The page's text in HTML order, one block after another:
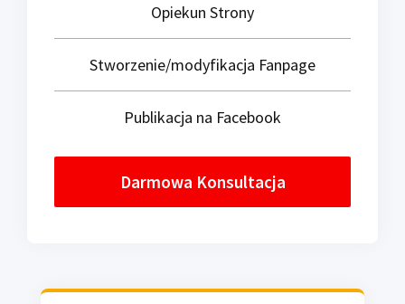
Opiekun Strony
Stworzenie/modyfikacja Fanpage
Publikacja na Facebook
Darmowa Konsultacja